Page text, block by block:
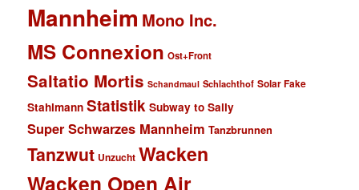
Mannheim Mono Inc.
MS Connexion Ost+Front
Saltatio Mortis Schandmaul Schlachthof Solar Fake
Stahlmann Statistik Subway to Sally
Super Schwarzes Mannheim Tanzbrunnen
Tanzwut Unzucht Wacken
Wacken Open Air